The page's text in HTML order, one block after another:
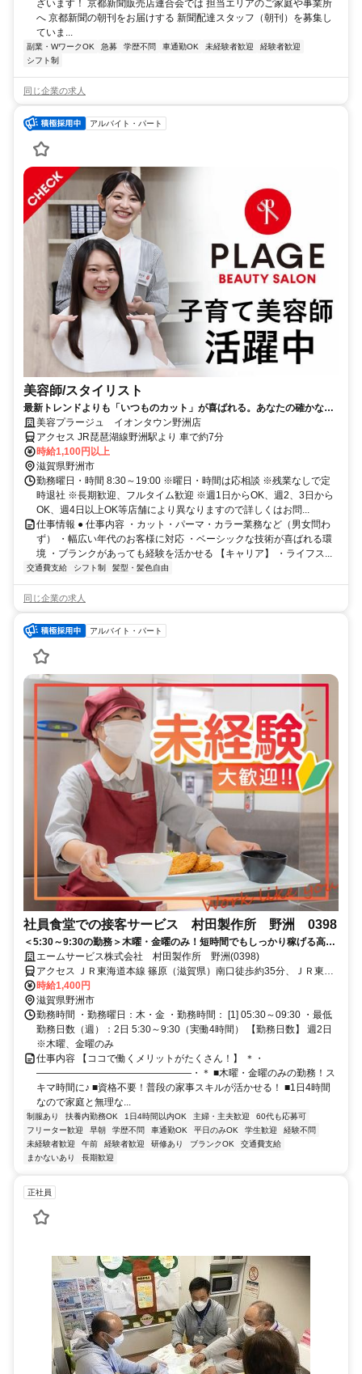
ざいます！ 京都新聞販売店連合会では 担当エリアのご家庭や事業所
へ 京都新聞の朝刊をお届けする 新聞配達スタッフ（朝刊）を募集し
ていま...
副業・WワークOK 急募 学歴不問 車通勤OK 未経験者歓迎
経験者歓迎
シフト制
同じ企業の求人
アルバイト・パート
美容師/スタイリスト
最新トレンドよりも「いつものカット」が喜ばれる。あなたの確かな基
礎技術が活きる場所。
美容プラージュ イオンタウン野洲店
アクセス JR琵琶湖線野洲駅より 車で約7分
時給1,100円以上
滋賀県野洲市
勤務曜日・時間 8:30～19:00 ※曜日・時間は応相談 ※残業なしで定
時退社 ※長期歓迎、フルタイム歓迎 ※週1日からOK、週2、3日から
OK、週4日以上OK等店舗により異なりますので詳しくはお問...
仕事情報 ● 仕事内容 ・カット・パーマ・カラー業務など（男女問わ
ず） ・幅広い年代のお客様に対応 ・ベーシックな技術が喜ばれる環
境 ・ブランクがあっても経験を活かせる 【キャリア】 ・ライフス...
交通費支給 シフト制 髪型・髪色自由
同じ企業の求人
アルバイト・パート
社員食堂での接客サービス 村田製作所 野洲 0398
＜5:30～9:30の勤務＞木曜・金曜のみ！短時間でもしっかり稼げる高時
給★資格や経験は必要なし！車通勤OK◎
エームサービス株式会社 村田製作所 野洲(0398)
アクセス ＪＲ東海道本線 篠原（滋賀県）南口徒歩約35分、ＪＲ東海
道本線 野洲南口徒歩約60分、ＪＲ東海道本線 近江八幡南口徒歩約85
分 ※住所から自動設定しているため、MAPの位置がずれている場合
がございます
時給1,400円
滋賀県野洲市
勤務時間 ・勤務曜日：木・金 ・勤務時間： [1] 05:30～09:30 ・最低
勤務日数（週）：2日 5:30～9:30（実働4時間） 【勤務日数】 週2日
※木曜、金曜のみ
仕事内容 【ココで働くメリットがたくさん！】 ＊・
――――――――――――――――・＊ ■木曜・金曜のみの勤務！ス
キマ時間に♪ ■資格不要！普段の家事スキルが活かせる！ ■1日4時間
なので家庭と無理な...
制服あり 扶養内勤務OK 1日4時間以内OK 主婦・主夫歓迎
60代も応募可
フリーター歓迎
早朝 学歴不問 車通勤OK 平日のみOK 学生歓迎
経験不問
未経験者歓迎
午前 経験者歓迎 研修あり ブランクOK
交通費支給
まかないあり
長期歓迎
正社員